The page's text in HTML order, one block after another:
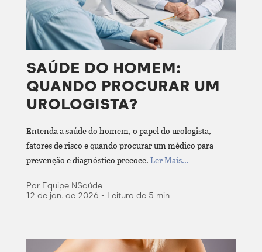
SAÚDE DO HOMEM:
QUANDO PROCURAR UM
UROLOGISTA?
Entenda a saúde do homem, o papel do urologista,
fatores de risco e quando procurar um médico para
prevenção e diagnóstico precoce.Ler Mais...
Por Equipe NSaúde
12 de jan. de 2026 - Leitura de 5 min